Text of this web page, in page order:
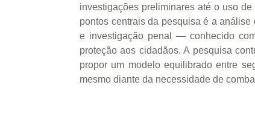
investigações preliminares até o uso
pontos centrais da pesquisa é a
e investigação penal — conhecido
proteção aos cidadãos. A pesquisa
propor um modelo equilibrado entre
mesmo diante da necessidade de